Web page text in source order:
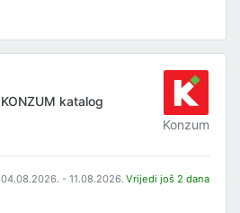
KONZUM katalog
Konzum
04.08.2026. - 11.08.2026. Vrijedi još 2 dana